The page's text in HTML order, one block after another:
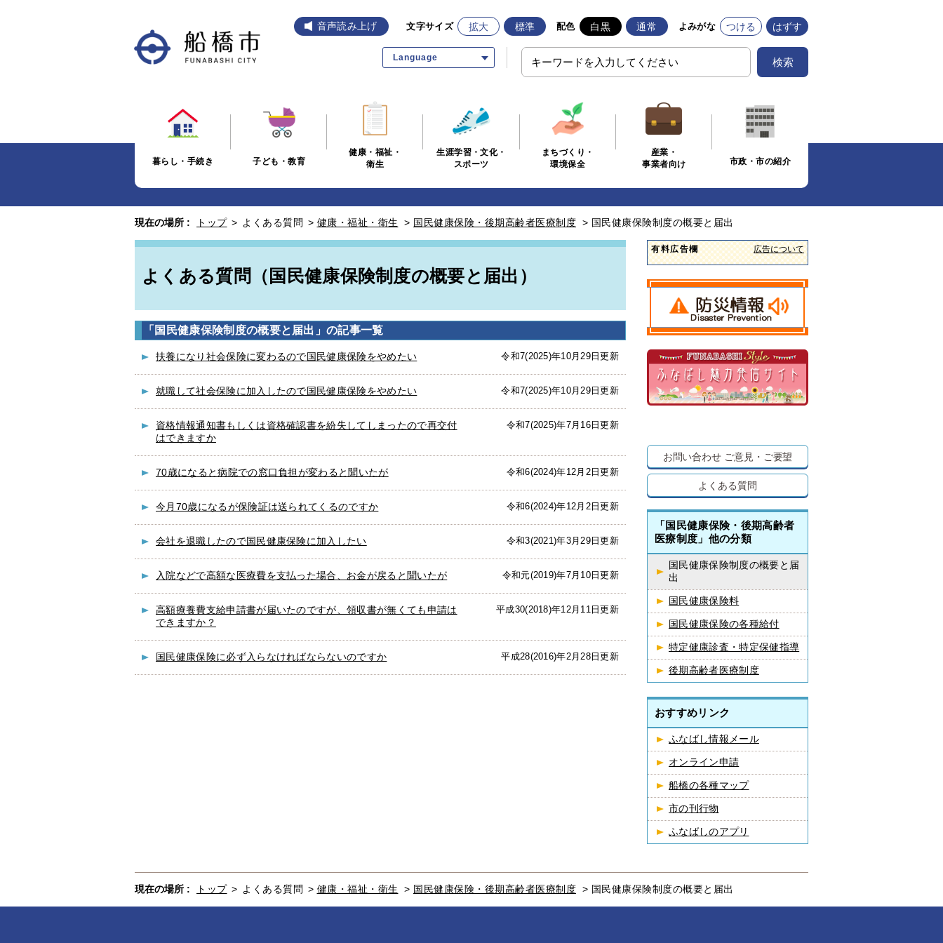
音声読み上げ 文字サイズ 拡大 標準 配色 白黒 通常 よみがな つける はずす
Language 検索
暮らし・手続き 子ども・教育
健康・福祉・
衛生
生涯学習・文化・
スポーツ
まちづくり・
環境保全
産業・
事業者向け
市政・市の紹介
現在の場所 : トップ > よくある質問 > 健康・福祉・衛生 > 国民健康保険・後期高齢者医療制度 > 国民健康保険制度の概要と届出
よくある質問（国民健康保険制度の概要と届出）
「国民健康保険制度の概要と届出」の記事一覧
扶養になり社会保険に変わるので国民健康保険をやめたい 令和7(2025)年10月29日更新
就職して社会保険に加入したので国民健康保険をやめたい 令和7(2025)年10月29日更新
資格情報通知書もしくは資格確認書を紛失してしまったので再交付
はできますか
令和7(2025)年7月16日更新
70歳になると病院での窓口負担が変わると聞いたが 令和6(2024)年12月2日更新
今月70歳になるが保険証は送られてくるのですか 令和6(2024)年12月2日更新
会社を退職したので国民健康保険に加入したい 令和3(2021)年3月29日更新
入院などで高額な医療費を支払った場合、お金が戻ると聞いたが 令和元(2019)年7月10日更新
高額療養費支給申請書が届いたのですが、領収書が無くても申請は
できますか？
平成30(2018)年12月11日更新
国民健康保険に必ず入らなければならないのですか 平成28(2016)年2月28日更新
有料広告欄 広告について
お問い合わせ ご意見・ご要望
よくある質問
「国民健康保険・後期高齢者
医療制度」他の分類
国民健康保険制度の概要と届
出
国民健康保険料
国民健康保険の各種給付
特定健康診査・特定保健指導
後期高齢者医療制度
おすすめリンク
ふなばし情報メール
オンライン申請
船橋の各種マップ
市の刊行物
ふなばしのアプリ
現在の場所 : トップ > よくある質問 > 健康・福祉・衛生 > 国民健康保険・後期高齢者医療制度 > 国民健康保険制度の概要と届出